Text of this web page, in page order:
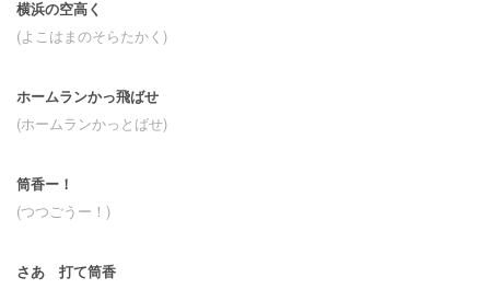
横浜の空高く
(よこはまのそらたかく)
ホームランかっ飛ばせ
(ホームランかっとばせ)
筒香ー！
(つつごうー！)
さあ 打て筒香